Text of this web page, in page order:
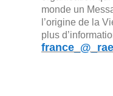
monde un
l’origine de la
plus